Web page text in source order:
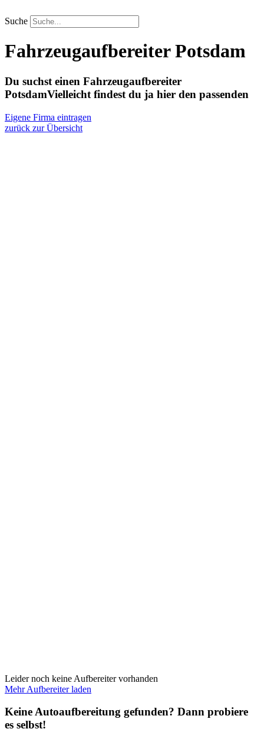
Inhalt
springen
Suche
Fahrzeugaufbereiter Potsdam
Du suchst einen Fahrzeugaufbereiter
PotsdamVielleicht findest du ja hier den passenden
Eigene Firma eintragen
zurück zur Übersicht
Leider noch keine Aufbereiter vorhanden
Mehr Aufbereiter laden
Keine Autoaufbereitung gefunden? Dann probiere
es selbst!